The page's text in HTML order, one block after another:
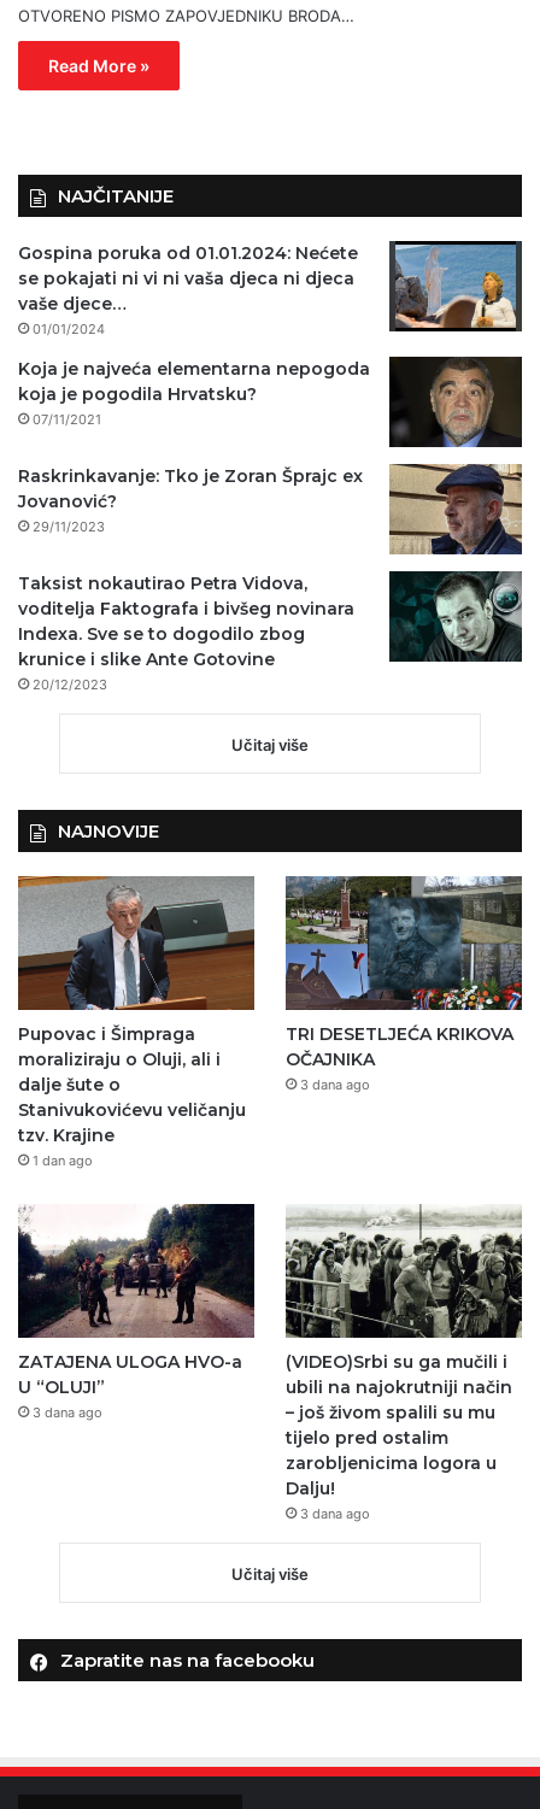
OTVORENO PISMO ZAPOVJEDNIKU BRODA…
Read More »
NAJČITANIJE
Gospina poruka od 01.01.2024: Nećete
se pokajati ni vi ni vaša djeca ni djeca
vaše djece…
01/01/2024
Koja je najveća elementarna nepogoda
koja je pogodila Hrvatsku?
07/11/2021
Raskrinkavanje: Tko je Zoran Šprajc ex
Jovanović?
29/11/2023
Taksist nokautirao Petra Vidova,
voditelja Faktografa i bivšeg novinara
Indexa. Sve se to dogodilo zbog
krunice i slike Ante Gotovine
20/12/2023
Učitaj više
NAJNOVIJE
Pupovac i Šimpraga
moraliziraju o Oluji, ali i
dalje šute o
Stanivukovićevu veličanju
tzv. Krajine
1 dan ago
TRI DESETLJEĆA KRIKOVA
OČAJNIKA
3 dana ago
ZATAJENA ULOGA HVO-a
U “OLUJI”
3 dana ago
(VIDEO)Srbi su ga mučili i
ubili na najokrutniji način
– još živom spalili su mu
tijelo pred ostalim
zarobljenicima logora u
Dalju!
3 dana ago
Učitaj više
Zapratite nas na facebooku